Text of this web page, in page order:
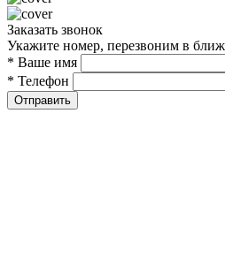
Заказать звонок
Укажите номер, перезвоним в
* Ваше имя
* Телефон
Отправить